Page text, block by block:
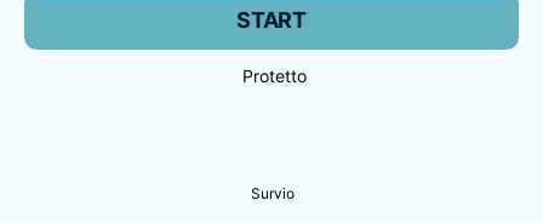
START
Protetto
Survio